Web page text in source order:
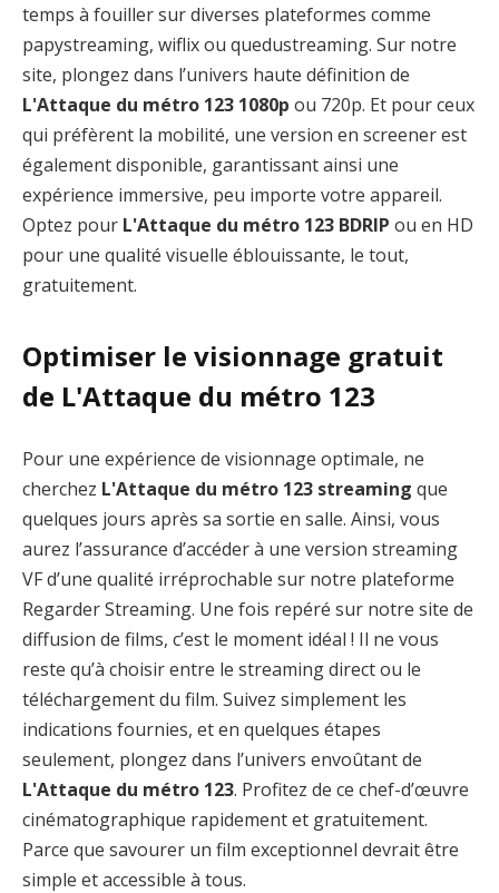
temps à fouiller sur diverses plateformes comme
papystreaming, wiflix ou quedustreaming. Sur notre
site, plongez dans l’univers haute définition de
L'Attaque du métro 123 1080p ou 720p. Et pour ceux
qui préfèrent la mobilité, une version en screener est
également disponible, garantissant ainsi une
expérience immersive, peu importe votre appareil.
Optez pour L'Attaque du métro 123 BDRIP ou en HD
pour une qualité visuelle éblouissante, le tout,
gratuitement.
Optimiser le visionnage gratuit
de L'Attaque du métro 123
Pour une expérience de visionnage optimale, ne
cherchez L'Attaque du métro 123 streaming que
quelques jours après sa sortie en salle. Ainsi, vous
aurez l’assurance d’accéder à une version streaming
VF d’une qualité irréprochable sur notre plateforme
Regarder Streaming. Une fois repéré sur notre site de
diffusion de films, c’est le moment idéal ! Il ne vous
reste qu’à choisir entre le streaming direct ou le
téléchargement du film. Suivez simplement les
indications fournies, et en quelques étapes
seulement, plongez dans l’univers envoûtant de
L'Attaque du métro 123. Profitez de ce chef-d’œuvre
cinématographique rapidement et gratuitement.
Parce que savourer un film exceptionnel devrait être
simple et accessible à tous.